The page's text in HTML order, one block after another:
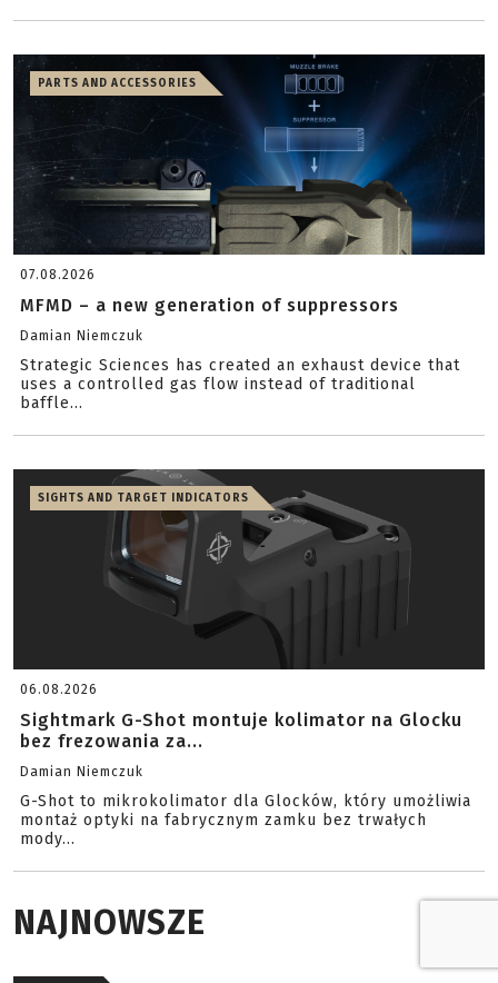
PARTS AND ACCESSORIES
07.08.2026
MFMD – a new generation of suppressors
Damian Niemczuk
Strategic Sciences has created an exhaust device that
uses a controlled gas flow instead of traditional
baffle...
SIGHTS AND TARGET INDICATORS
06.08.2026
Sightmark G-Shot montuje kolimator na Glocku
bez frezowania za...
Damian Niemczuk
G-Shot to mikrokolimator dla Glocków, który umożliwia
montaż optyki na fabrycznym zamku bez trwałych
mody...
NAJNOWSZE